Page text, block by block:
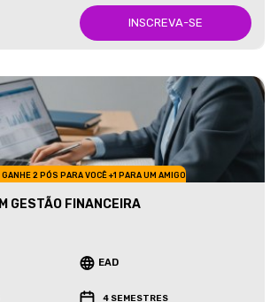
INSCREVA-SE
GANHE 2 PÓS PARA VOCÊ +1 PARA UM AMIGO
GESTÃO FINANCEIRA
EAD
4 SEMESTRES